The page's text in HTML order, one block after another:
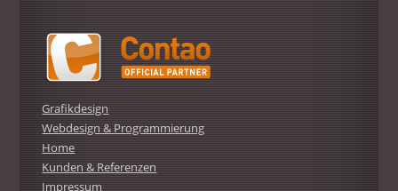
Grafikdesign
Webdesign & Programmierung
Home
Kunden & Referenzen
Impressum